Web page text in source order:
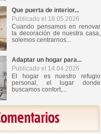
Que puerta de interior...
Publicado el 18.05.2026
Cuando pensamos en renovar
la decoración de nuestra casa,
solemos centrarnos...
Adaptar un hogar para...
Publicado el 14.04.2026
El hogar es nuestro refugio
personal, el lugar donde
buscamos confort,...